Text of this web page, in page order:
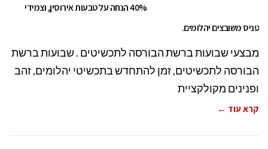
40% הנחה על טבעות אירוסין, וצמידי
טניס משובצים יהלומים.
מבצעי שבועות ברשת הבורסה לתכשיטים . שבועות ברשת
הבורסה לתכשיטים, זמן להתחדש בתכשיטי יהלומים, זהב
ופנינים מקולקציית
קרא עוד ←